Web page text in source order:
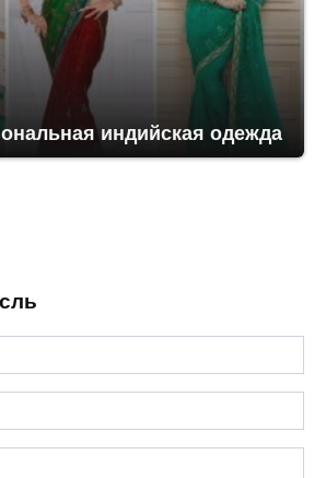
индийская одежда